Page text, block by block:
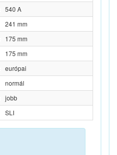
540 A
241 mm
175 mm
175 mm
európai
normál
jobb
SLI